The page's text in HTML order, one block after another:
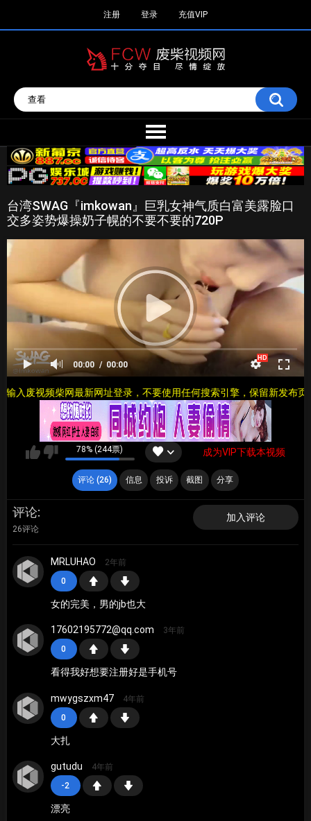
注册 登录 充值VIP
台湾SWAG『imkowan』巨乳女神气质白富美露脸口
交多姿势爆操奶子幌的不要不要的720P
00:00 00:00
废视频柴网最新网址登录，不要使用任何搜索引擎，保留新发布页地
78% (244票) 成为VIP下载本视频
评论 (26) 信息 投诉 截图 分享
加入评论
评论
26评论
0
MRLUHAO 2年前
女的完美，男的jb也大
0
17602195772@qq.com 3年前
看得我好想要注册好是手机号
0
mwygszxm47 4年前
大扎
-2
gutudu 4年前
漂亮